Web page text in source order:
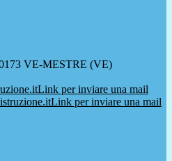
VE-MESTRE (VE)
Link per inviare una mail
Link per inviare una mail